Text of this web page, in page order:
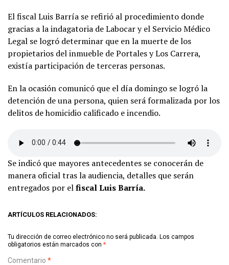
El fiscal Luis Barría se refirió al procedimiento donde
gracias a la indagatoria de Labocar y el Servicio Médico
Legal se logró determinar que en la muerte de los
propietarios del inmueble de Portales y Los Carrera,
existía participación de terceras personas.
En la ocasión comunicó que el día domingo se logró la
detención de una persona, quien será formalizada por los
delitos de homicidio calificado e incendio.
Se indicó que mayores antecedentes se conocerán de
manera oficial tras la audiencia, detalles que serán
entregados por elfiscal Luis Barría.
ARTÍCULOS RELACIONADOS:
Tu dirección de correo electrónico no será publicada. Los campos
obligatorios están marcados con *
Comentario *